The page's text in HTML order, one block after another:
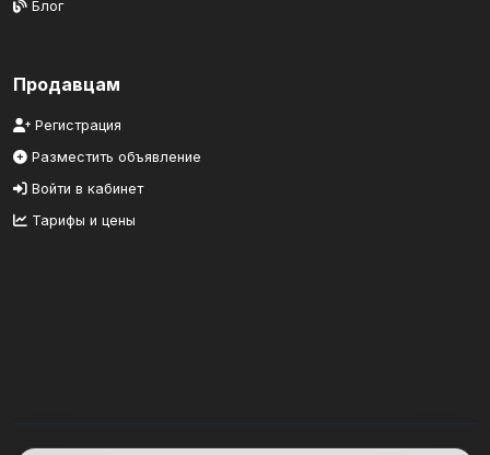
Блог
Продавцам
Регистрация
Разместить объявление
Войти в кабинет
Тарифы и цены